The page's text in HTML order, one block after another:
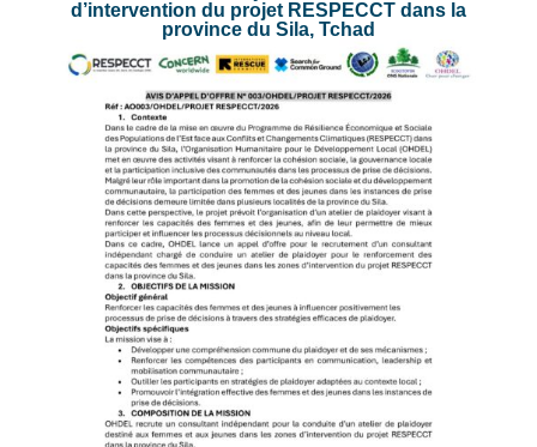
d’intervention du projet RESPECCT dans la
province du Sila, Tchad